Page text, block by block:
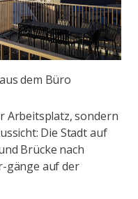
dem Büro
Arbeitsplatz, sondern
Die Stadt auf
Brücke nach
gänge auf der